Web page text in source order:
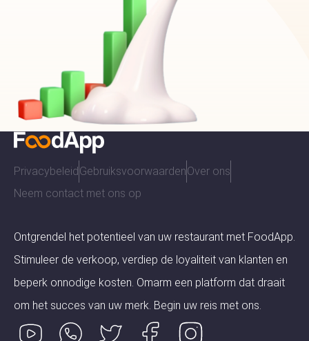
Privacybeleid GebruiksvoorwaardenOver ons
Neem contact met ons op
Ontgrendel het potentieel van uw restaurant met FoodApp.
Stimuleer de verkoop, verdiep de loyaliteit van klanten en
beperk onnodige kosten. Omarm een ​​platform dat draait
om het succes van uw merk. Begin uw reis met ons.